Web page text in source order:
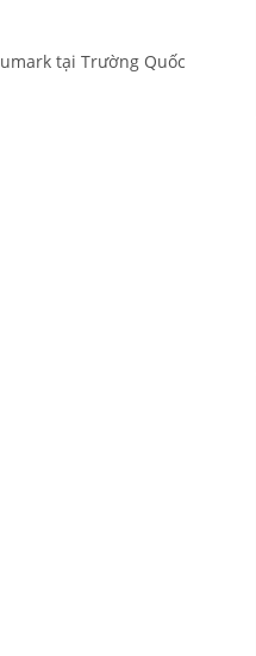
tại Trường Quốc